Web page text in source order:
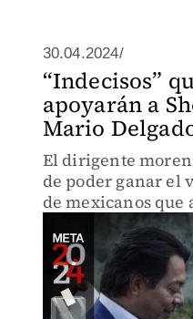
30.04.2024/
“Indecisos”
apoyarán a
Mario
El dirigente
de poder ganar el
de mexicanos que